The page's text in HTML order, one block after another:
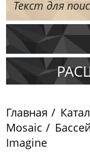
Испания
Китай
Главная
Mosaic
Imagine